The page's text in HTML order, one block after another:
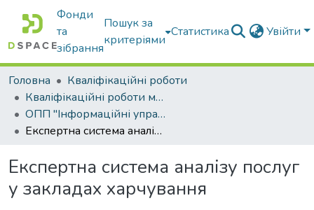
Фонди
та
зібрання
Пошук за
критеріями
Статистика Увійти
Головна
Кваліфікаційні роботи
Кваліфікаційні роботи магістрів
ОПП "Інформаційні управляючі системи та технології"
Експертна система аналізу послуг у закладах харчування
Експертна система аналізу послуг
у закладах харчування